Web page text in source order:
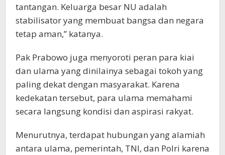
tantangan. Keluarga besar NU adalah
stabilisator yang membuat bangsa dan negara
tetap aman,” katanya.
Pak Prabowo juga menyoroti peran para kiai
dan ulama yang dinilainya sebagai tokoh yang
paling dekat dengan masyarakat. Karena
kedekatan tersebut, para ulama memahami
secara langsung kondisi dan aspirasi rakyat.
Menurutnya, terdapat hubungan yang alamiah
antara ulama, pemerintah, TNI, dan Polri karena